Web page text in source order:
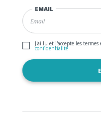
EMAIL
J'ai lu et j'accepte les
confidentialité